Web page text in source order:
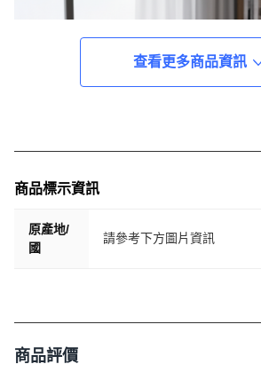
查看更多商品資訊
商品標示資訊
原產地/
國
請參考下方圖片資訊
商品評價